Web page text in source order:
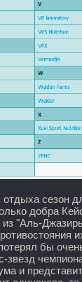
сезон
добра
"Аль-
бы
звезд
и